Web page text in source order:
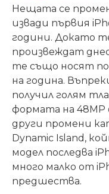
Нещата се
извади първия
години. Докато
произвеждат
те също носят
на година.
получил голям
формата на 48MP
други промени
Dynamic Island,
модел последва
много малко от
предшества.